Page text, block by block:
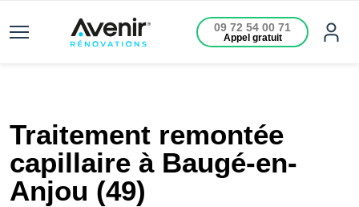
09 72 54 00 71
Appel gratuit
Traitement remontée
capillaire à Baugé-en-
Anjou (49)